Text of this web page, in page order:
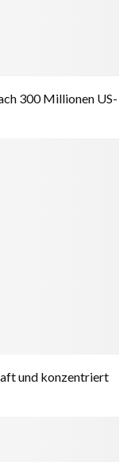
300 Millionen US-
und konzentriert